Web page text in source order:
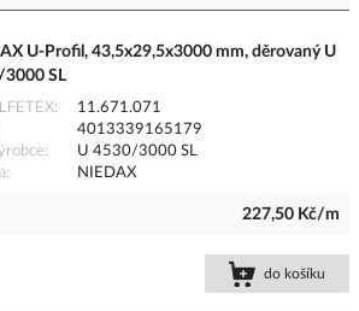
U-Profil, 43,5x29,5x3000 mm, děrovaný U
SL
11.671.071
4013339165179
U 4530/3000 SL
NIEDAX
227,50 Kč/m
do košíku